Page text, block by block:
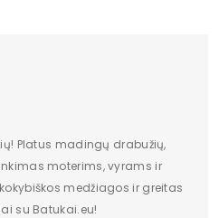
cze
Platus madingų drabužių,
moterims, vyrams ir
medžiagos ir greitas
su Batukai.eu!